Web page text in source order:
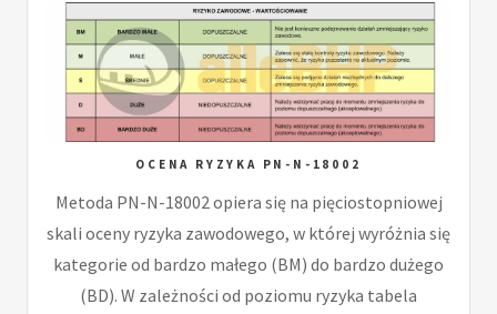
OCENA RYZYKA PN-N-18002
Metoda PN-N-18002 opiera się na pięciostopniowej
skali oceny ryzyka zawodowego, w której wyróżnia się
kategorie od bardzo małego (BM) do bardzo dużego
(BD). W zależności od poziomu ryzyka tabela